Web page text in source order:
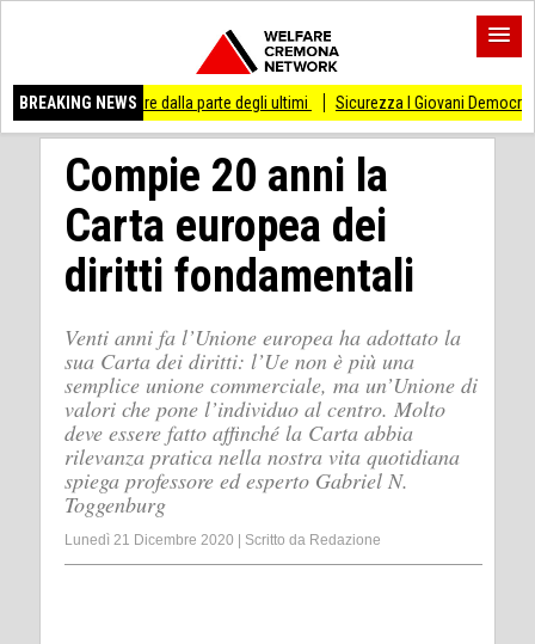
BREAKING NEWS
stare dalla parte degli ultimi Sicurezza I Giovani Democratici ribattono ai
Compie 20 anni la
Carta europea dei
diritti fondamentali
Venti anni fa l’Unione europea ha adottato la
sua Carta dei diritti: l’Ue non è più una
semplice unione commerciale, ma un’Unione di
valori che pone l’individuo al centro. Molto
deve essere fatto affinché la Carta abbia
rilevanza pratica nella nostra vita quotidiana
spiega professore ed esperto Gabriel N.
Toggenburg
Lunedì 21 Dicembre 2020 Scritto da Redazione